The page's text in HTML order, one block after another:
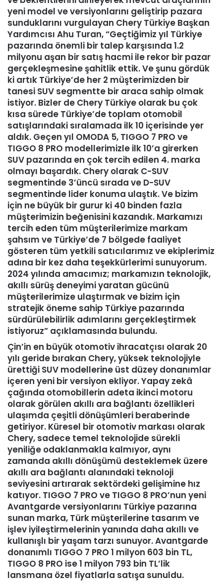
yeni model ve versiyonlarını geliştirip pazara
sunduklarını vurgulayan Chery Türkiye Başkan
Yardımcısı Ahu Turan, “Geçtiğimiz yıl Türkiye
pazarında önemli bir talep karşısında 1.2
milyonu aşan bir satış hacmi ile rekor bir pazar
gerçekleşmesine şahitlik ettik. Ve şunu gördük
ki artık Türkiye’de her 2 müşterimizden bir
tanesi SUV segmentte bir araca sahip olmak
istiyor. Bizler de Chery Türkiye olarak bu çok
kısa sürede Türkiye’de toplam otomobil
satışlarındaki sıralamada ilk 10 içerisinde yer
aldık. Geçen yıl OMODA 5, TIGGO 7 PRO ve
TIGGO 8 PRO modellerimizle ilk 10’a girerken
SUV pazarında en çok tercih edilen 4. marka
olmayı başardık. Chery olarak C-SUV
segmentinde 3’üncü sırada ve D-SUV
segmentinde lider konuma ulaştık. Ve bizim
için ne büyük bir gurur ki 40 binden fazla
müşterimizin beğenisini kazandık. Markamızı
tercih eden tüm müşterilerimize markam
şahsım ve Türkiye’de 7 bölgede faaliyet
gösteren tüm yetkili satıcılarımız ve ekiplerimiz
adına bir kez daha teşekkürlerimi sunuyorum.
2024 yılında amacımız; markamızın teknolojik,
akıllı sürüş deneyimi yaratan gücünü
müşterilerimize ulaştırmak ve bizim için
stratejik öneme sahip Türkiye pazarında
sürdürülebilirlik adımlarını gerçekleştirmek
istiyoruz” açıklamasında bulundu.
Çin’in en büyük otomotiv ihracatçısı olarak 20
yılı geride bırakan Chery, yüksek teknolojiyle
ürettiği SUV modellerine üst düzey donanımlar
içeren yeni bir versiyon ekliyor. Yapay zekâ
çağında otomobillerin adeta ikinci motoru
olarak görülen akıllı ara bağlantı özellikleri
ulaşımda çeşitli dönüşümleri beraberinde
getiriyor. Küresel bir otomotiv markası olarak
Chery, sadece temel teknolojide sürekli
yeniliğe odaklanmakla kalmıyor, aynı
zamanda akıllı dönüşümü desteklemek üzere
akıllı ara bağlantı alanındaki teknoloji
seviyesini artırarak sektördeki gelişimine hız
katıyor. TIGGO 7 PRO ve TIGGO 8 PRO’nun yeni
Avantgarde versiyonlarını Türkiye pazarına
sunan marka, Türk müşterilerine tasarım ve
işlev iyileştirmelerinin yanında daha akıllı ve
kullanışlı bir yaşam tarzı sunuyor. Avantgarde
donanımlı TIGGO 7 PRO 1 milyon 603 bin TL,
TIGGO 8 PRO ise 1 milyon 793 bin TL’lik
lansmana özel fiyatlarla satışa sunuldu.